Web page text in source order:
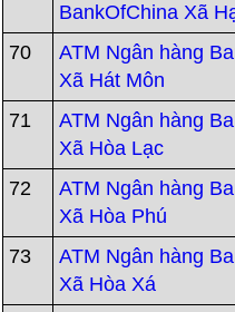
BankOfChina Xã
70
ATM Ngân hàng
Xã Hát Môn
71
ATM Ngân hàng
Xã Hòa Lạc
72
ATM Ngân hàng
Xã Hòa Phú
73
ATM Ngân hàng
Xã Hòa Xá